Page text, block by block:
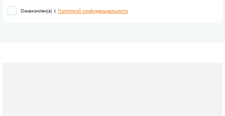
Ознакомлен(а) с Политикой конфиденциальности